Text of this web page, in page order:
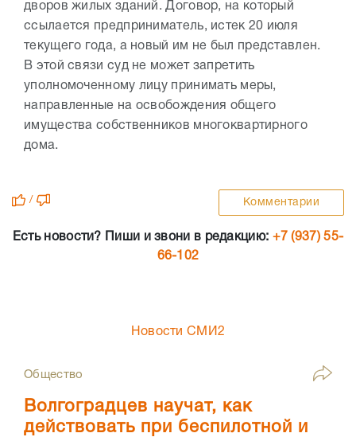
дворов жилых зданий. Договор, на который
ссылается предприниматель, истек 20 июля
текущего года, а новый им не был представлен.
В этой связи суд не может запретить
уполномоченному лицу принимать меры,
направленные на освобождения общего
имущества собственников многоквартирного
дома.
/ Комментарии
Есть новости? Пиши и звони в редакцию: +7 (937) 55-
66-102
Новости СМИ2
Общество
Волгоградцев научат, как
действовать при беспилотной и